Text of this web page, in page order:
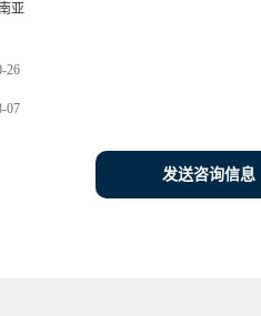
亚
26
07
发送咨询信息